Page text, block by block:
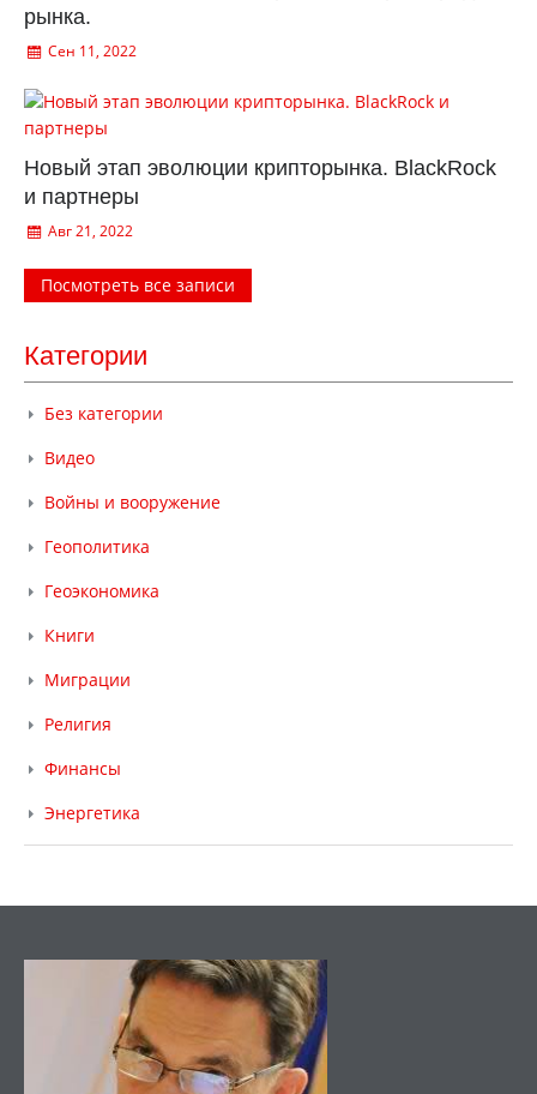
рынка.
Сен 11, 2022
Новый этап эволюции крипторынка. BlackRock
и партнеры
Авг 21, 2022
Посмотреть все записи
Категории
Без категории
Видео
Войны и вооружение
Геополитика
Геоэкономика
Книги
Миграции
Религия
Финансы
Энергетика